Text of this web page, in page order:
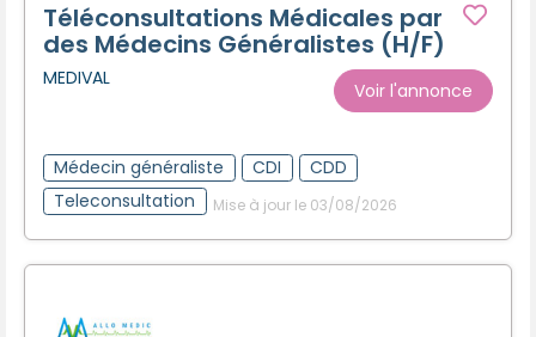
Téléconsultations Médicales par
des Médecins Généralistes (H/F)
MEDIVAL
Voir l'annonce
Médecin généraliste CDI
CDD
Teleconsultation
Mise à jour le 03/08/2026